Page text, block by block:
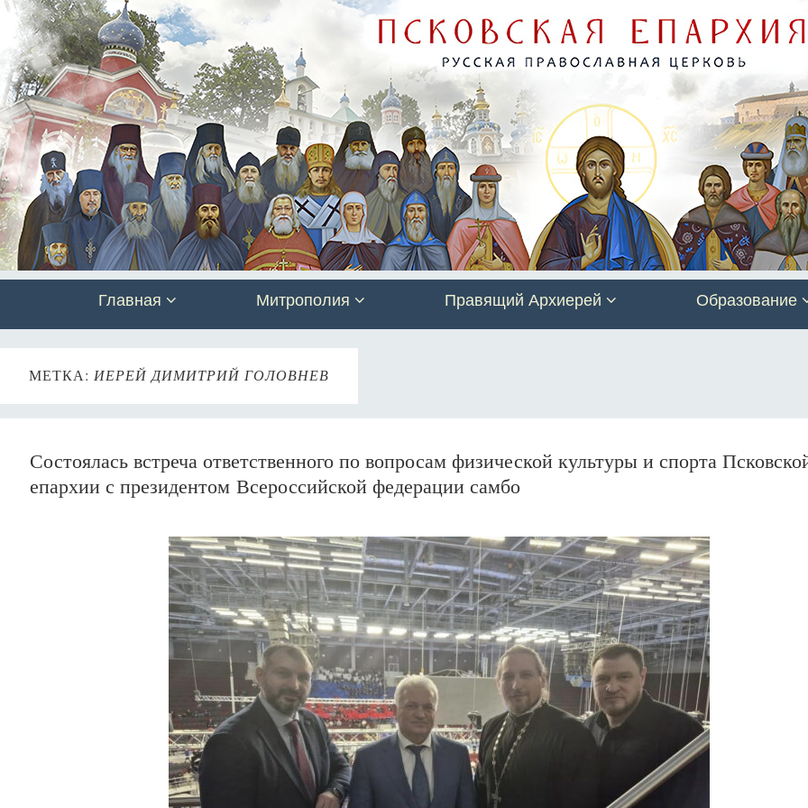
Главная Митрополия Правящий Архиерей Образование
МЕТКА: ИЕРЕЙ ДИМИТРИЙ ГОЛОВНЕВ
Состоялась встреча ответственного по вопросам физической культуры и спорта
епархии с президентом Всероссийской федерации самбо